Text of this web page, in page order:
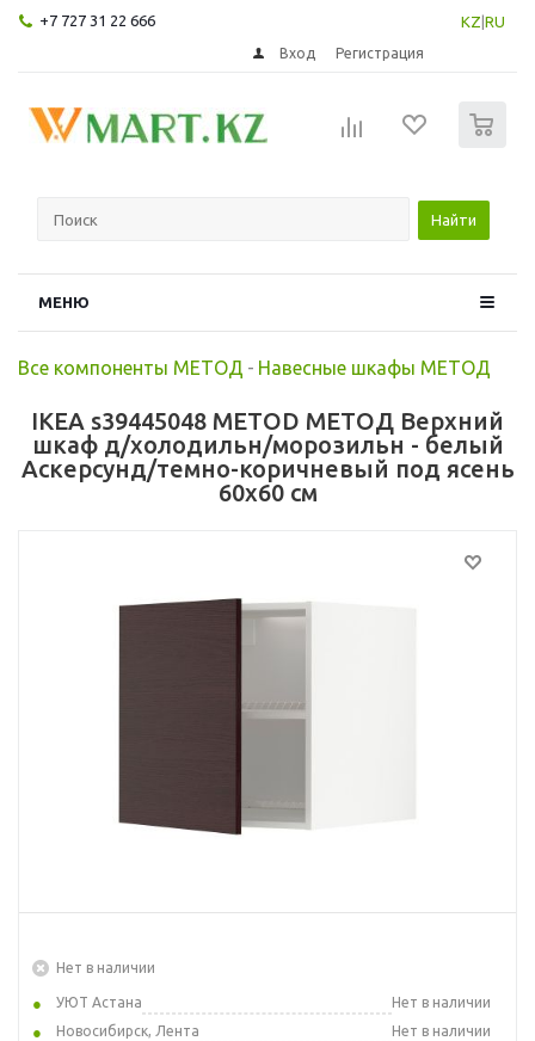
+7 727 31 22 666 KZ RU
Вход Регистрация
Найти
МЕНЮ
Все компоненты МЕТОД - Навесные шкафы МЕТОД
IKEA s39445048 METOD МЕТОД Верхний
шкаф д/холодильн/морозильн - белый
Аскерсунд/темно-коричневый под ясень
60x60 см
Нет в наличии
УЮТ Астана
Нет в наличии
Новосибирск, Лента
Нет в наличии